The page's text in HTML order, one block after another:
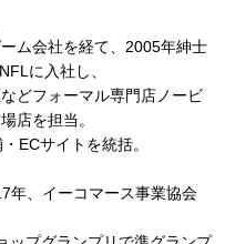
ム会社を経て、2005年紳士
に入社し、
どフォーマル専門店ノービ
店を担当。
ECサイトを統括。
年、イーコマース事業協会